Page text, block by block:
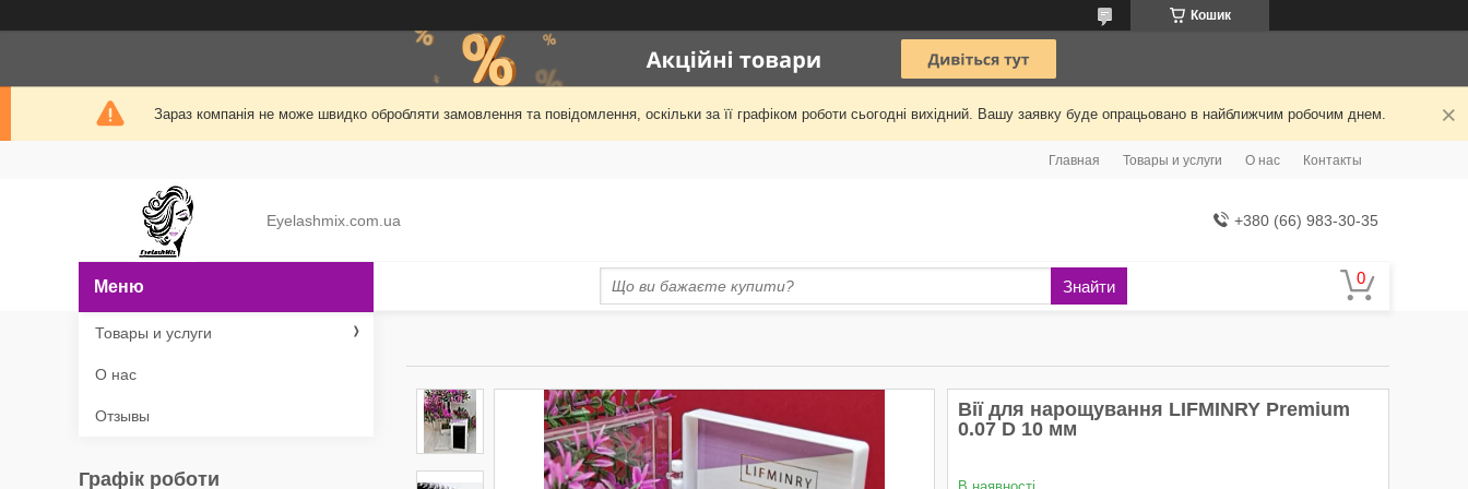
Кошик
Зараз компанія не може швидко обробляти замовлення та повідомлення, оскільки за її графіком роботи сьогодні вихідний. Вашу заявку буде опрацьовано в найближчим робочим днем.
Главная Товары и услуги О нас Контакты
Eyelashmix.com.ua +380 (66) 983-30-35
Знайти
Вії для нарощування LIFMINRY Premium
0.07 D 10 мм
Товары и услуги
О нас
Отзывы
Графік роботи